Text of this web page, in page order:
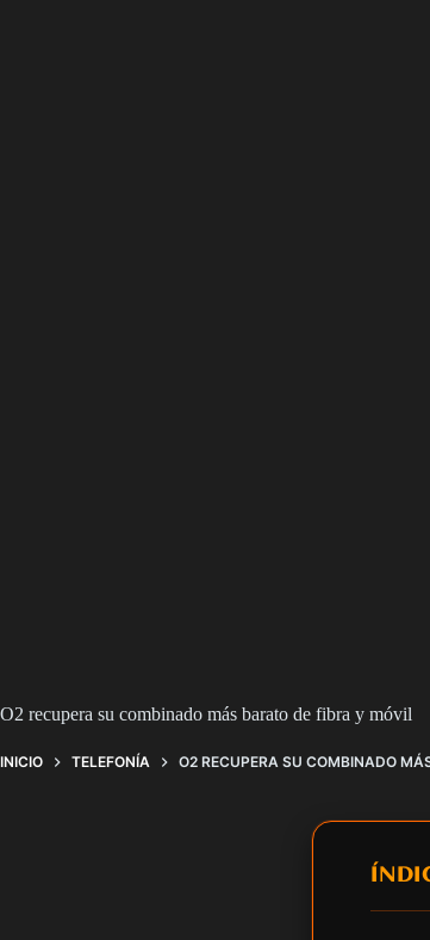
O2 recupera su combinado más barato de fibra y móvil
INICIO TELEFONÍA O2 RECUPERA SU COMBINADO